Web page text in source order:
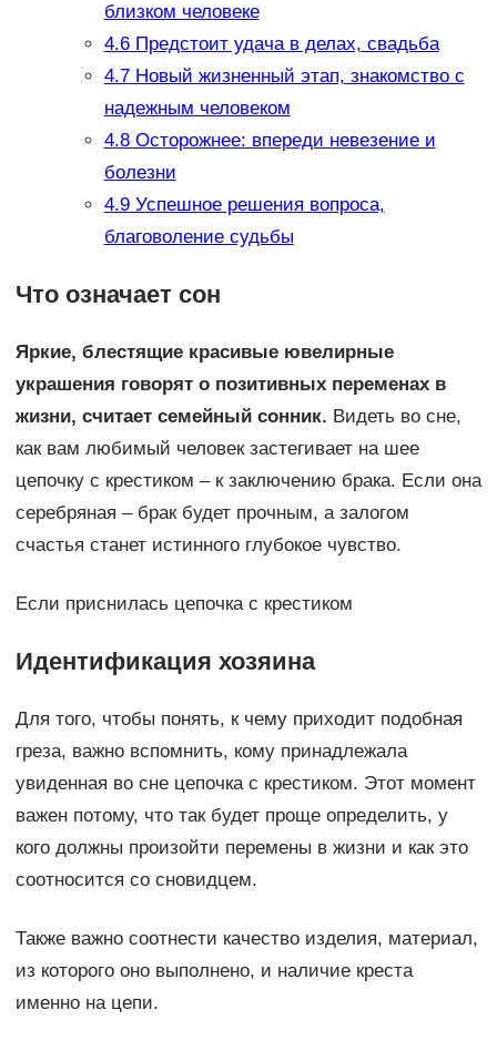
близком человеке
4.6Предстоит удача в делах, свадьба
4.7Новый жизненный этап, знакомство с
надежным человеком
4.8Осторожнее: впереди невезение и
болезни
4.9Успешное решения вопроса,
благоволение судьбы
Что означает сон
Яркие, блестящие красивые ювелирные
украшения говорят о позитивных переменах в
жизни, считает семейный сонник. Видеть во сне,
как вам любимый человек застегивает на шее
цепочку с крестиком – к заключению брака. Если она
серебряная – брак будет прочным, а залогом
счастья станет истинного глубокое чувство.
Если приснилась цепочка с крестиком
Идентификация хозяина
Для того, чтобы понять, к чему приходит подобная
греза, важно вспомнить, кому принадлежала
увиденная во сне цепочка с крестиком. Этот момент
важен потому, что так будет проще определить, у
кого должны произойти перемены в жизни и как это
соотносится со сновидцем.
Также важно соотнести качество изделия, материал,
из которого оно выполнено, и наличие креста
именно на цепи.